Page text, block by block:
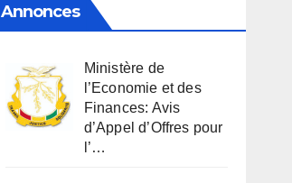
Annonces
Ministère de
l’Economie et des
Finances: Avis
d’Appel d’Offres pour
l’…